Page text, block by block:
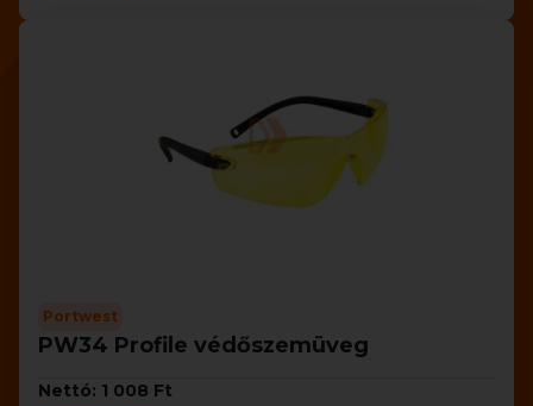
Portwest
PW34 Profile védőszemüveg
Nettó: 1 008 Ft